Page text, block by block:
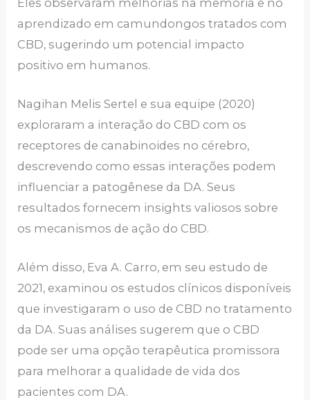
aprendizado em camundongos tratados com
CBD, sugerindo um potencial impacto
positivo em humanos.
Nagihan Melis Sertel e sua equipe (2020)
exploraram a interação do CBD com os
receptores de canabinoides no cérebro,
descrevendo como essas interações podem
influenciar a patogênese da DA. Seus
resultados fornecem insights valiosos sobre
os mecanismos de ação do CBD.
Além disso, Eva A. Carro, em seu estudo de
2021, examinou os estudos clínicos disponíveis
que investigaram o uso de CBD no tratamento
da DA. Suas análises sugerem que o CBD
pode ser uma opção terapêutica promissora
para melhorar a qualidade de vida dos
pacientes com DA.